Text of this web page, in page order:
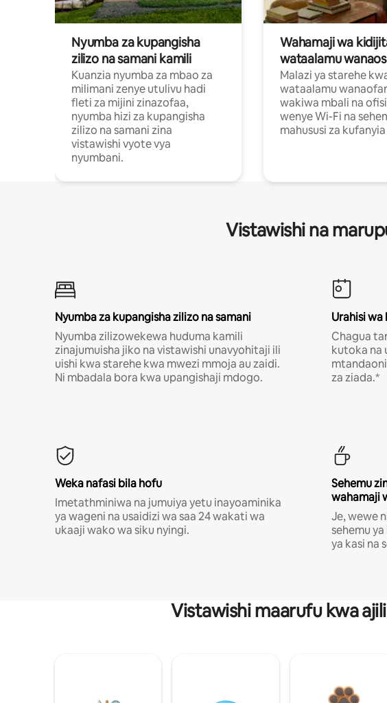
Nyumba za kupangisha
zilizo na samani kamili
Kuanzia nyumba za mbao za
milimani zenye utulivu hadi
fleti za mijini zinazofaa,
nyumba hizi za kupangisha
zilizo na samani zina
vistawishi vyote vya
nyumbani.
Wahamaji wa
wataalamu
Malazi ya starehe
wataalamu
wakiwa mbali na
wenye Wi-Fi na
mahususi za
Vistawishi na
Nyumba za kupangisha zilizo na samani
Nyumba zilizowekewa huduma kamili
zinajumuisha jiko na vistawishi unavyohitaji ili
uishi kwa starehe kwa mwezi mmoja au zaidi.
Ni mbadala bora kwa upangishaji mdogo.
Urahisi
Chagua
kutoka na
za ziada.*
Weka nafasi bila hofu
Imetathminiwa na jumuiya yetu inayoaminika
ya wageni na usaidizi wa saa 24 wakati wa
ukaaji wako wa siku nyingi.
Sehemu
wahamaji
Je, wewe
sehemu
ya kasi na
Vistawishi maarufu kwa